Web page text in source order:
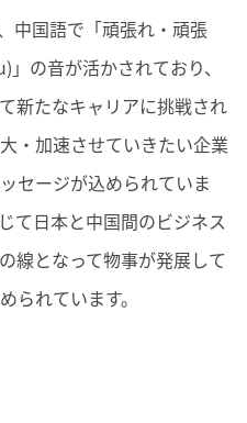
中国語で「頑張れ・頑張
の音が活かされており、
新たなキャリアに挑戦され
・加速させていきたい企業
セージが込められていま
て日本と中国間のビジネス
線となって物事が発展して
られています。